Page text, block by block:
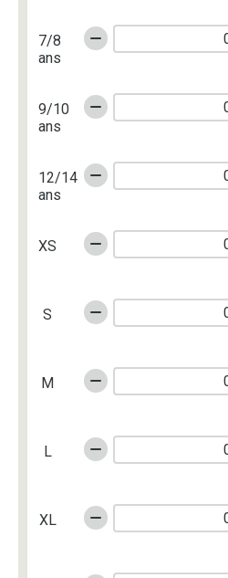
7/8
ans
9/10
ans
12/14
ans
XS
S
M
L
XL